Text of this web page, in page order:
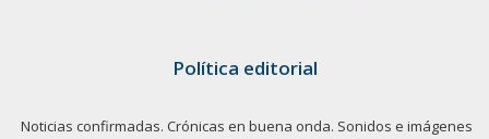
Política editorial
Noticias confirmadas. Crónicas en buena onda. Sonidos e imágenes